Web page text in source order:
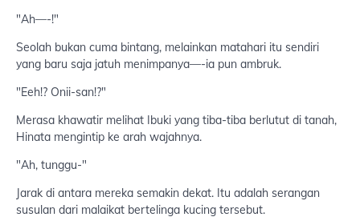
"Ah—-!"
Seolah bukan cuma bintang, melainkan matahari itu sendiri
yang baru saja jatuh menimpanya—-ia pun ambruk.
"Eeh!? Onii-san!?"
Merasa khawatir melihat Ibuki yang tiba-tiba berlutut di tanah,
Hinata mengintip ke arah wajahnya.
"Ah, tunggu-"
Jarak di antara mereka semakin dekat. Itu adalah serangan
susulan dari malaikat bertelinga kucing tersebut.